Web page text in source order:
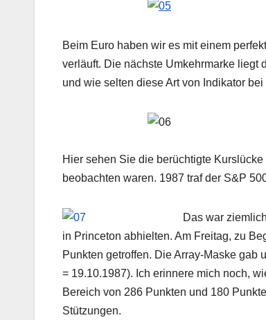
Beim Euro haben wir es mit einem
verläuft. Die nächste Umkehrmarke
und wie selten diese Art von Indikator bei
Hier sehen Sie die berüchtigte
beobachten waren. 1987 traf der S&P
Das war
in Princeton abhielten. Am Freitag, zu
Punkten getroffen. Die Array-Maske
= 19.10.1987). Ich erinnere mich noch,
Bereich von 286 Punkten und 180
Stützungen.